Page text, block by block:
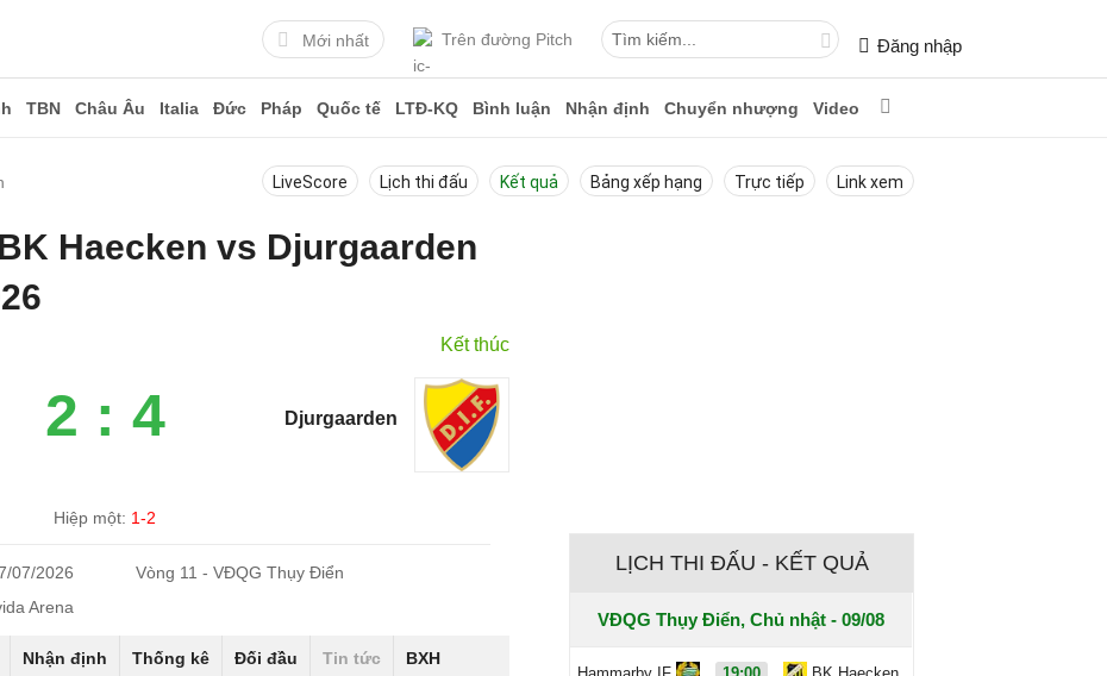
Mới nhất Trên đường Pitch Đăng nhập
TBN Châu Âu Italia Đức Pháp Quốc tế LTĐ-KQ Bình luận Nhận định Chuyển nhượng Video
LiveScore Lịch thi đấu Kết quả Bảng xếp hạng Trực tiếp Link xem
Haecken vs Djurgaarden
Kết thúc
2 : 4 Djurgaarden
Hiệp một: 1-2
07/2026
Vòng 11 - VĐQG Thụy Điển
Arena
Nhận định Thống kê Đối đầu Tin tức BXH
LỊCH THI ĐẤU - KẾT QUẢ
VĐQG Thụy Điển, Chủ nhật - 09/08